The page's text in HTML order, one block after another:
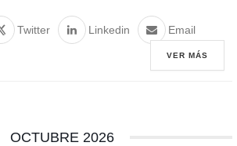
Twitter Linkedin Email
VER MÁS
OCTUBRE 2026